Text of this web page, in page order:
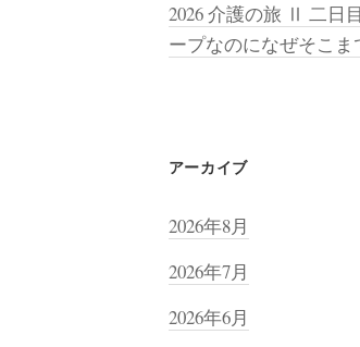
2026 介護の旅 Ⅱ 二日
ープなのになぜそこま
アーカイブ
2026年8月
2026年7月
2026年6月